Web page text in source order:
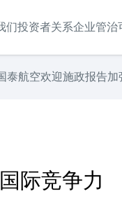
们投资者关系企业管治
泰航空欢迎施政报告
际竞争力